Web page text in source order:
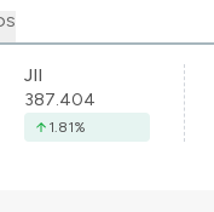
JII
387.404
1.81%